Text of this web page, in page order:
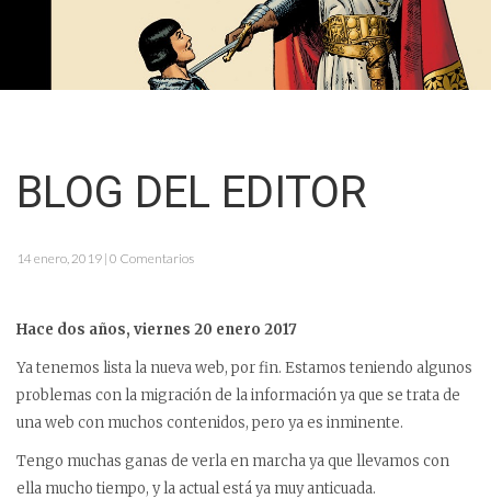
BLOG DEL EDITOR
14 enero, 2019 | 0 Comentarios
Hace dos años, viernes 20 enero 2017
Ya tenemos lista la nueva web, por fin. Estamos teniendo algunos
problemas con la migración de la información ya que se trata de
una web con muchos contenidos, pero ya es inminente.
Tengo muchas ganas de verla en marcha ya que llevamos con
ella mucho tiempo, y la actual está ya muy anticuada.